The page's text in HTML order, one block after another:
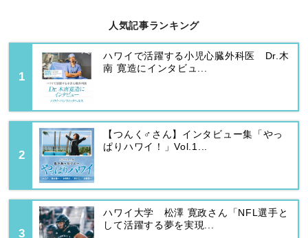
人気記事ランキング
ハワイで活躍する小児心臓外科医 Dr.木
南 寛造にインタビュ...
【つんく♂さん】インタビュー集「やっ
ぱりハワイ！」Vol.1...
ハワイ大学 松澤 寛政さん「NFL選手と
して活躍する夢を実現...